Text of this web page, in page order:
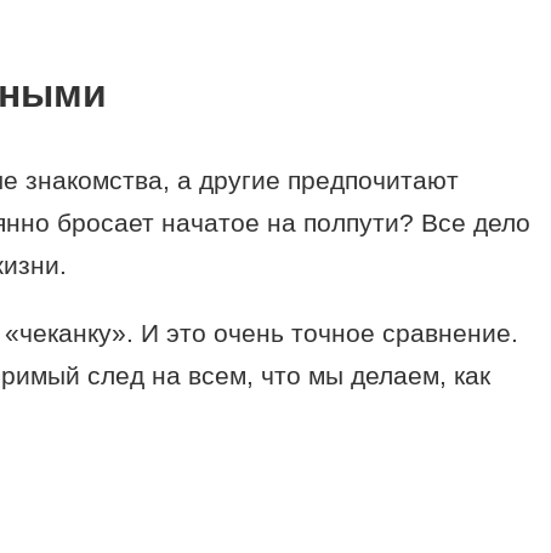
знакомства, а другие предпочитают
бросает начатое на полпути? Все дело
И это очень точное сравнение.
след на всем, что мы делаем, как